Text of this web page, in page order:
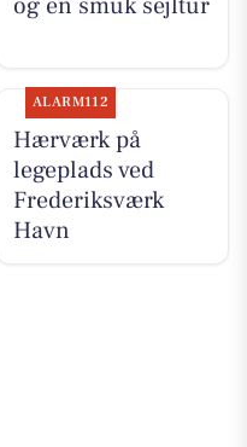
ALARM112
Hærværk på
legeplads ved
Frederiksværk
Havn